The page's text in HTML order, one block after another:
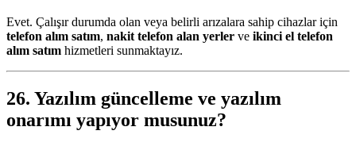
Evet. Çalışır durumda olan veya belirli arızalara sahip cihazlar için
telefon alım satım, nakit telefon alan yerler ve ikinci el telefon
alım satım hizmetleri sunmaktayız.
26. Yazılım güncelleme ve yazılım
onarımı yapıyor musunuz?